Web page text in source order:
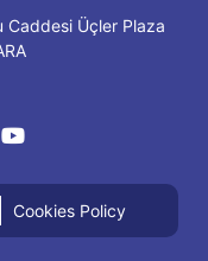
Caddesi Üçler Plaza
Cookies Policy